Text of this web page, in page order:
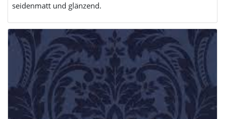
seidenmatt und glänzend.